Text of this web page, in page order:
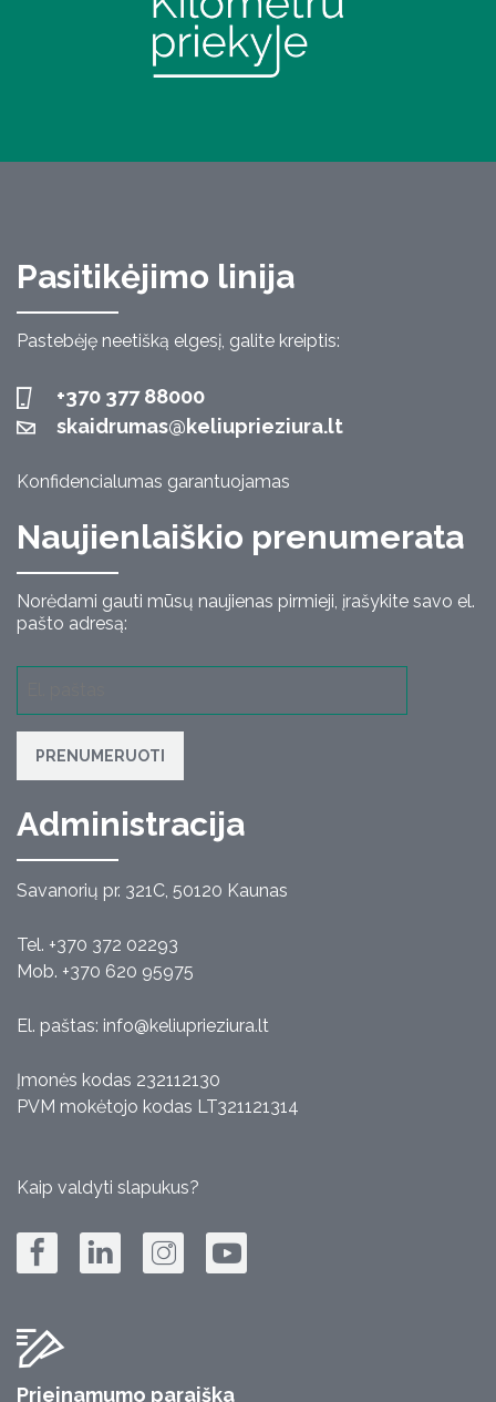
Pasitikėjimo linija
Pastebėję neetišką elgesį, galite kreiptis:
+370 377 88000
skaidrumas@keliuprieziura.lt
Konfidencialumas garantuojamas
Naujienlaiškio prenumerata
Norėdami gauti mūsų naujienas pirmieji, įrašykite savo el.
pašto adresą:
PRENUMERUOTI
Administracija
Savanorių pr. 321C, 50120 Kaunas
Tel. +370 372 02293
Mob. +370 620 95975
El. paštas: info@keliuprieziura.lt
Įmonės kodas 232112130
PVM mokėtojo kodas LT321121314
Kaip valdyti slapukus?
Prieinamumo paraiška